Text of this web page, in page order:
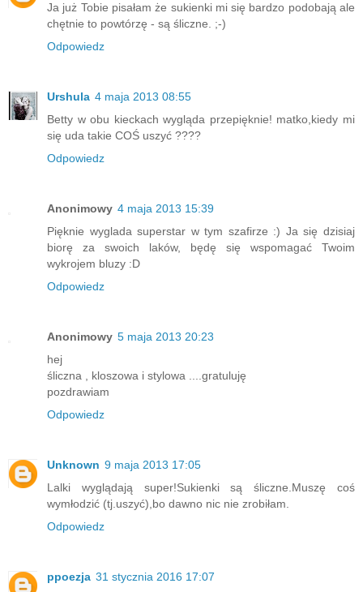
Ja już Tobie pisałam że sukienki mi się bardzo podobają ale
chętnie to powtórzę - są śliczne. ;-)
Odpowiedz
Urshula 4 maja 2013 08:55
Betty w obu kieckach wygląda przepięknie! matko,kiedy mi
się uda takie COŚ uszyć ????
Odpowiedz
Anonimowy 4 maja 2013 15:39
Pięknie wyglada superstar w tym szafirze :) Ja się dzisiaj
biorę za swoich laków, będę się wspomagać Twoim
wykrojem bluzy :D
Odpowiedz
Anonimowy 5 maja 2013 20:23
hej
śliczna , kloszowa i stylowa ....gratuluję
pozdrawiam
Odpowiedz
Unknown 9 maja 2013 17:05
Lalki wyglądają super!Sukienki są śliczne.Muszę coś
wymłodzić (tj.uszyć),bo dawno nic nie zrobiłam.
Odpowiedz
ppoezja 31 stycznia 2016 17:07